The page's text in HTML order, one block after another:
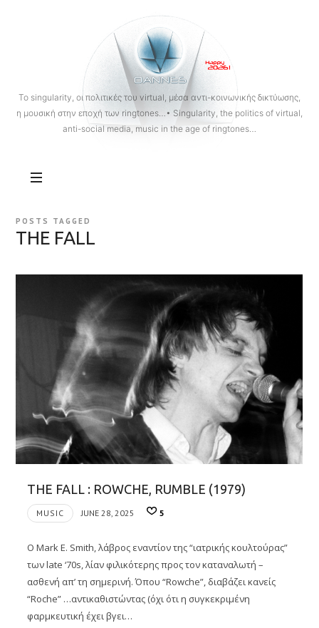
OANNES
To singularity, οι πολιτικές του virtual, μέσα αντι-κοινωνικής δικτύωσης,
η μουσική στην εποχή των ringtones…• Singularity, the politics of virtual,
anti-social media, music in the age of ringtones…
POSTS TAGGED
THE FALL
THE FALL : ROWCHE, RUMBLE (1979)
MUSIC JUNE 28, 2025 5
Ο Mark E. Smith, λάβρος εναντίον της “ιατρικής κουλτούρας”
των late ‘70s, λίαν φιλικότερης προς τον καταναλωτή –
ασθενή απ’ τη σημερινή. Όπου “Rowche”, διαβάζει κανείς
“Roche” …αντικαθιστώντας (όχι ότι η συγκεκριμένη
φαρμκευτική έχει βγει…